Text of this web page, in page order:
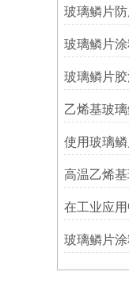
玻璃鳞片